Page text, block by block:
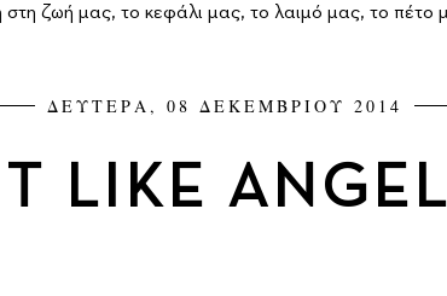
ζωή μας, το κεφάλι μας, το λαιμό μας, το πέτο
ΔΕΥΤΕΡΑ, 08 ΔΕΚΕΜΒΡΙΟΥ 2014
LIKE